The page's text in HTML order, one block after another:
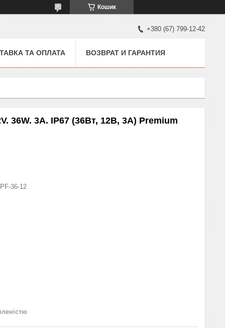
Кошик
+380 (67) 799-12-42
ТА ОПЛАТА ВОЗВРАТ И ГАРАНТИЯ
36W. 3A. IP67 (36Вт, 12В, 3А) Premium
PF-36-12